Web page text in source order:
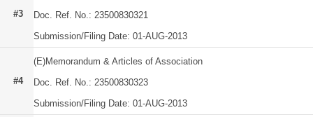
#3
Doc. Ref. No.: 23500830321
Submission/Filing Date: 01-AUG-2013
#4
(E)Memorandum & Articles of Association
Doc. Ref. No.: 23500830323
Submission/Filing Date: 01-AUG-2013